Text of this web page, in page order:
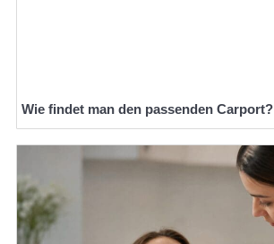
Wie findet man den passenden Carport?